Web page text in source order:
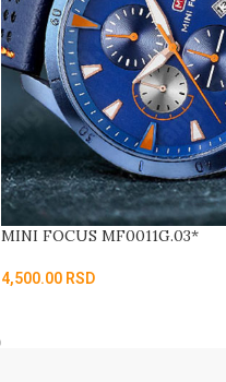
MINI FOCUS MF0011G.03*
4,500.00 RSD